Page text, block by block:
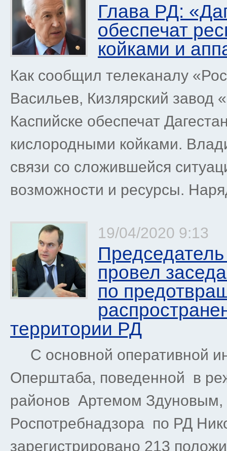
Глава РД:
обеспечат
койками и
Как сообщил телеканалу
Васильев, Кизлярский завод
Каспийске обеспечат
кислородными койками.
связи со сложившейся
возможности и ресурсы.
19/04/2020 9:13
провел
по
территории РД
С основной оперативной
Оперштаба, поведенной в
районов Артемом Здуновым,
Роспотребнадзора по РД
зарегистрировано 213